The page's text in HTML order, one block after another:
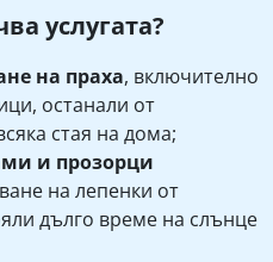
услугата?
на праха, включително
останали от
стая на дома;
и прозорци
на лепенки от
дълго време на слънце